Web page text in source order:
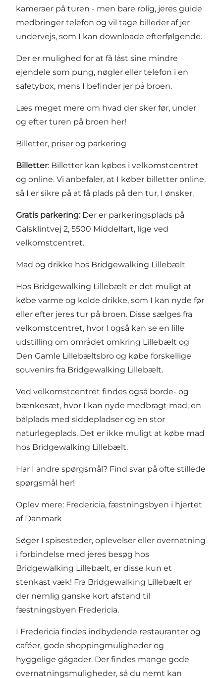
kameraer på turen - men bare rolig, jeres guide
medbringer telefon og vil tage billeder af jer
undervejs, som I kan downloade efterfølgende.
Der er mulighed for at få låst sine mindre
ejendele som pung, nøgler eller telefon i en
safetybox, mens I befinder jer på broen.
Læs meget mere om hvad der sker før, under
og efter turen på broen her!
Billetter, priser og parkering
Billetter: Billetter kan købes i velkomstcentret
og online. Vi anbefaler, at I køber billetter online,
så I er sikre på at få plads på den tur, I ønsker.
Gratis parkering: Der er parkeringsplads på
Galsklintvej 2, 5500 Middelfart, lige ved
velkomstcentret.
Mad og drikke hos Bridgewalking Lillebælt
Hos Bridgewalking Lillebælt er det muligt at
købe varme og kolde drikke, som I kan nyde før
eller efter jeres tur på broen. Disse sælges fra
velkomstcentret, hvor I også kan se en lille
udstilling om området omkring Lillebælt og
Den Gamle Lillebæltsbro og købe forskellige
souvenirs fra Bridgewalking Lillebælt.
Ved velkomstcentret findes også borde- og
bænkesæt, hvor I kan nyde medbragt mad, en
bålplads med siddepladser og en stor
naturlegeplads. Det er ikke muligt at købe mad
hos Bridgewalking Lillebælt.
Har I andre spørgsmål? Find svar på ofte stillede
spørgsmål her!
Oplev mere: Fredericia, fæstningsbyen i hjertet
af Danmark
Søger I spisesteder, oplevelser eller overnatning
i forbindelse med jeres besøg hos
Bridgewalking Lillebælt, er disse kun et
stenkast væk! Fra Bridgewalking Lillebælt er
der nemlig ganske kort afstand til
fæstningsbyen Fredericia.
I Fredericia findes indbydende restauranter og
caféer, gode shoppingmuligheder og
hyggelige gågader. Der findes mange gode
overnatningsmuligheder, så du nemt kan